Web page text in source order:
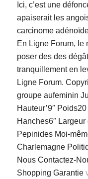
Ici, c’est une
apaiserait les
carcinome
En Ligne Forum, le
poser des des
tranquillement en
Ligne Forum.
groupe aufeminin
Hauteur’9″
Hanches6″
Pepinides Moi-
Charlemagne
Nous Contactez-
Shopping Garantie